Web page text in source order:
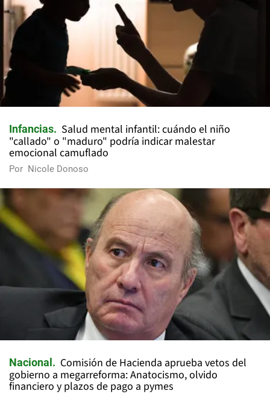
Infancias
Salud mental infantil: cuándo el niño
"callado" o "maduro" podría indicar malestar
emocional camuflado
Por Nicole Donoso
Nacional
Comisión de Hacienda aprueba vetos del
gobierno a megarreforma: Anatocismo, olvido
financiero y plazos de pago a pymes